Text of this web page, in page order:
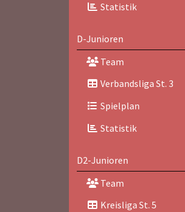
Statistik
D-Junioren
Team
Verbandsliga St. 3
Spielplan
Statistik
D2-Junioren
Team
Kreisliga St. 5